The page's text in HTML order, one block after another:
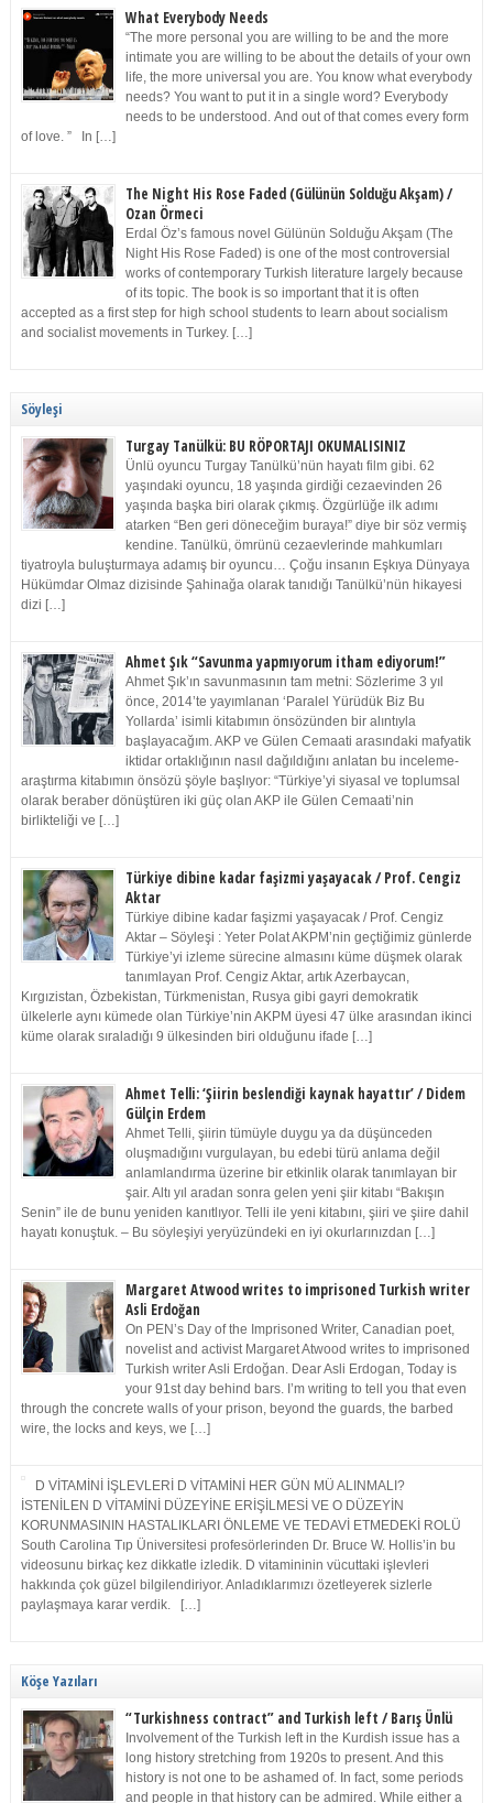
What Everybody Needs
“The more personal you are willing to be and the more
intimate you are willing to be about the details of your own
life, the more universal you are. You know what everybody
needs? You want to put it in a single word? Everybody
needs to be understood. And out of that comes every form
of love. ” In […]
The Night His Rose Faded (Gülünün Solduğu Akşam) /
Ozan Örmeci
Erdal Öz’s famous novel Gülünün Solduğu Akşam (The
Night His Rose Faded) is one of the most controversial
works of contemporary Turkish literature largely because
of its topic. The book is so important that it is often
accepted as a first step for high school students to learn about socialism
and socialist movements in Turkey. […]
Söyleşi
Turgay Tanülkü: BU RÖPORTAJI OKUMALISINIZ
Ünlü oyuncu Turgay Tanülkü’nün hayatı film gibi. 62
yaşındaki oyuncu, 18 yaşında girdiği cezaevinden 26
yaşında başka biri olarak çıkmış. Özgürlüğe ilk adımı
atarken “Ben geri döneceğim buraya!” diye bir söz vermiş
kendine. Tanülkü, ömrünü cezaevlerinde mahkumları
tiyatroyla buluşturmaya adamış bir oyuncu… Çoğu insanın Eşkıya Dünyaya
Hükümdar Olmaz dizisinde Şahinağa olarak tanıdığı Tanülkü’nün hikayesi
dizi […]
Ahmet Şık “Savunma yapmıyorum itham ediyorum!”
Ahmet Şık’ın savunmasının tam metni: Sözlerime 3 yıl
önce, 2014’te yayımlanan ‘Paralel Yürüdük Biz Bu
Yollarda’ isimli kitabımın önsözünden bir alıntıyla
başlayacağım. AKP ve Gülen Cemaati arasındaki mafyatik
iktidar ortaklığının nasıl dağıldığını anlatan bu inceleme-
araştırma kitabımın önsözü şöyle başlıyor: “Türkiye’yi siyasal ve toplumsal
olarak beraber dönüştüren iki güç olan AKP ile Gülen Cemaati’nin
birlikteliği ve […]
Türkiye dibine kadar faşizmi yaşayacak / Prof. Cengiz
Aktar
Türkiye dibine kadar faşizmi yaşayacak / Prof. Cengiz
Aktar – Söyleşi : Yeter Polat AKPM’nin geçtiğimiz günlerde
Türkiye’yi izleme sürecine almasını küme düşmek olarak
tanımlayan Prof. Cengiz Aktar, artık Azerbaycan,
Kırgızistan, Özbekistan, Türkmenistan, Rusya gibi gayri demokratik
ülkelerle aynı kümede olan Türkiye’nin AKPM üyesi 47 ülke arasından ikinci
küme olarak sıraladığı 9 ülkesinden biri olduğunu ifade […]
Ahmet Telli: ‘Şiirin beslendiği kaynak hayattır’ / Didem
Gülçin Erdem
Ahmet Telli, şiirin tümüyle duygu ya da düşünceden
oluşmadığını vurgulayan, bu edebi türü anlama değil
anlamlandırma üzerine bir etkinlik olarak tanımlayan bir
şair. Altı yıl aradan sonra gelen yeni şiir kitabı “Bakışın
Senin” ile de bunu yeniden kanıtlıyor. Telli ile yeni kitabını, şiiri ve şiire dahil
hayatı konuştuk. – Bu söyleşiyi yeryüzündeki en iyi okurlarınızdan […]
Margaret Atwood writes to imprisoned Turkish writer
Asli Erdoğan
On PEN’s Day of the Imprisoned Writer, Canadian poet,
novelist and activist Margaret Atwood writes to imprisoned
Turkish writer Asli Erdoğan. Dear Asli Erdogan, Today is
your 91st day behind bars. I’m writing to tell you that even
through the concrete walls of your prison, beyond the guards, the barbed
wire, the locks and keys, we […]
D VİTAMİNİ İŞLEVLERİ D VİTAMİNİ HER GÜN MÜ ALINMALI?
İSTENİLEN D VİTAMİNİ DÜZEYİNE ERİŞİLMESİ VE O DÜZEYİN
KORUNMASININ HASTALIKLARI ÖNLEME VE TEDAVİ ETMEDEKİ ROLÜ
South Carolina Tıp Üniversitesi profesörlerinden Dr. Bruce W. Hollis’in bu
videosunu birkaç kez dikkatle izledik. D vitamininin vücuttaki işlevleri
hakkında çok güzel bilgilendiriyor. Anladıklarımızı özetleyerek sizlerle
paylaşmaya karar verdik. […]
Köşe Yazıları
“Turkishness contract” and Turkish left / Barış Ünlü
Involvement of the Turkish left in the Kurdish issue has a
long history stretching from 1920s to present. And this
history is not one to be ashamed of. In fact, some periods
and people in that history can be admired. While either a